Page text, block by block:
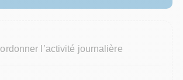
l’activité journalière